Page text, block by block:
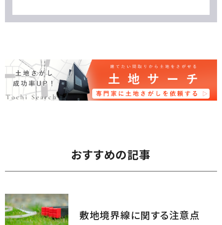
おすすめの記事
敷地境界線に関する注意点